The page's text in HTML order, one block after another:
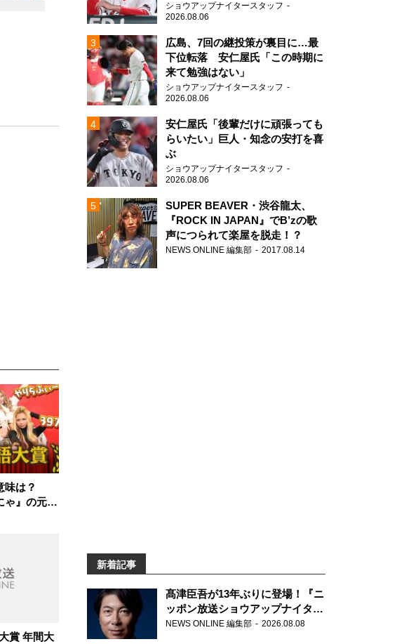
味は？
ゃ』の元ネ
賞 年間大
ショウアップナイタースタッフ
2026.08.06
広島、7回の継投策が裏目に…最
下位転落 安仁屋氏「この時期に
来て勉強はない」
ショウアップナイタースタッフ
2026.08.06
安仁屋氏「後輩だけに頑張っても
らいたい」巨人・知念の安打を喜
ぶ
ショウアップナイタースタッフ
2026.08.06
SUPER BEAVER・渋谷龍太、
『ROCK IN JAPAN』でB’zの歌
声につられて楽屋を脱走！？
NEWS ONLINE 編集部 2017.08.14
新着記事
髙津臣吾が13年ぶりに登場！『ニ
ッポン放送ショウアップナイタ
ー』
NEWS ONLINE 編集部 2026.08.08